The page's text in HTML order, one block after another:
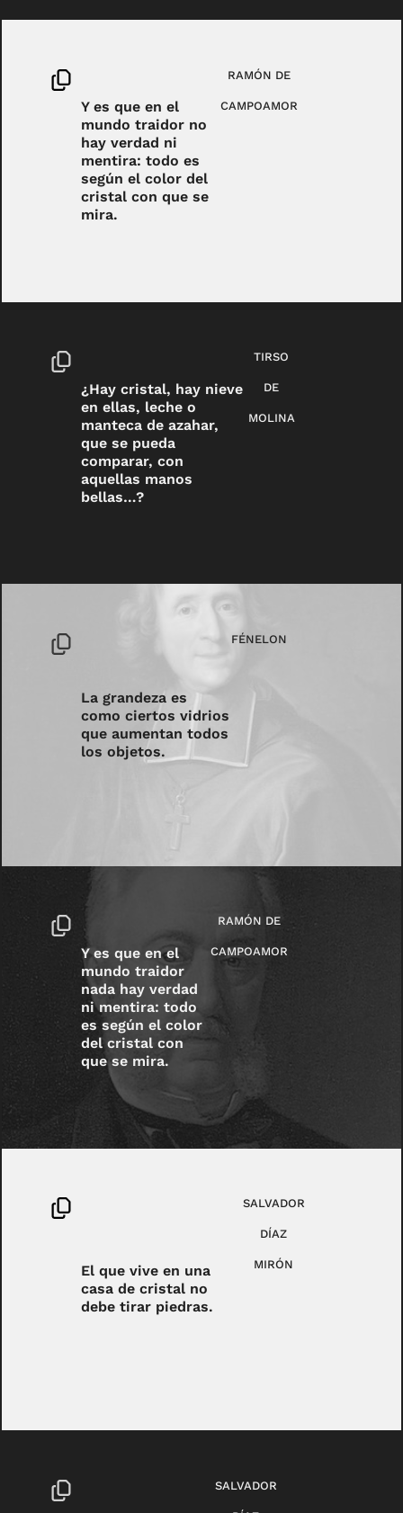
Y es que en el
mundo traidor no
hay verdad ni
mentira: todo es
según el color del
cristal con que se
mira.
RAMÓN DE
CAMPOAMOR
¿Hay cristal, hay nieve
en ellas, leche o
manteca de azahar,
que se pueda
comparar, con
aquellas manos
bellas…?
TIRSO
DE
MOLINA
La grandeza es
como ciertos vidrios
que aumentan todos
los objetos.
FÉNELON
Y es que en el
mundo traidor
nada hay verdad
ni mentira: todo
es según el color
del cristal con
que se mira.
RAMÓN DE
CAMPOAMOR
El que vive en una
casa de cristal no
debe tirar piedras.
SALVADOR
DÍAZ
MIRÓN
SALVADOR